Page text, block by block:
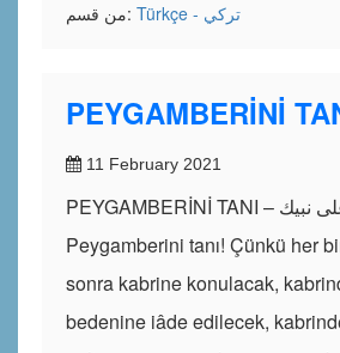
من قسم: Türkçe - تركي
PEYGAMBERİNİ
11 February 2021
PEYGAMBERİNİ TANI – تعرف على نبيك
Peygamberini tanı! Çünkü her
sonra kabrine konulacak,
bedenine iâde edilecek,